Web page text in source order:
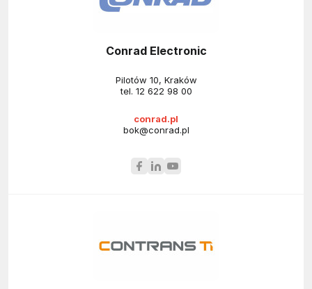
Conrad Electronic
Pilotów 10, Kraków
tel. 12 622 98 00
conrad.pl
bok@conrad.pl